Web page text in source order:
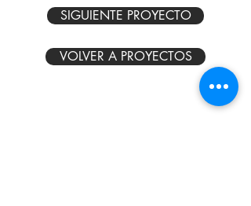
SIGUIENTE PROYECTO
VOLVER A PROYECTOS